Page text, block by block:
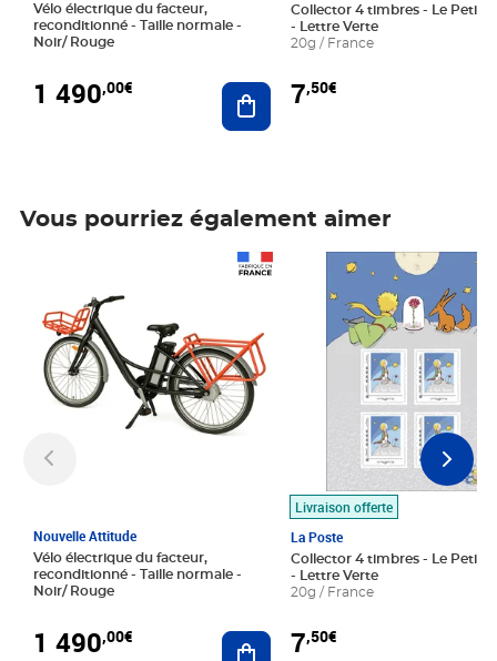
Vélo électrique du facteur,
reconditionné - Taille normale -
Noir/ Rouge
1 490,00€ Ajouter au panier
Collector 4 timbres - Le Petit
- Lettre Verte
20g / France
7,50€
Vous pourriez également aimer
Nouvelle Attitude
Vélo électrique du facteur,
reconditionné - Taille normale -
Noir/ Rouge
1 490,00€ Ajouter au panier
Livraison offerte
La Poste
Collector 4 timbres - Le Petit
- Lettre Verte
20g / France
7,50€
Prix 7,50€